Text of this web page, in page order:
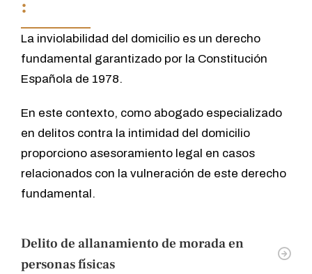
:
La inviolabilidad del domicilio es un derecho
fundamental garantizado por la Constitución
Española de 1978.
En este contexto, como abogado especializado
en delitos contra la intimidad del domicilio
proporciono asesoramiento legal en casos
relacionados con la vulneración de este derecho
fundamental.
Delito de allanamiento de morada en
personas físicas